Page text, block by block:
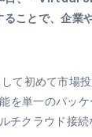
ことで、企業
初めて市場投
を単一のパッ
クラウド接